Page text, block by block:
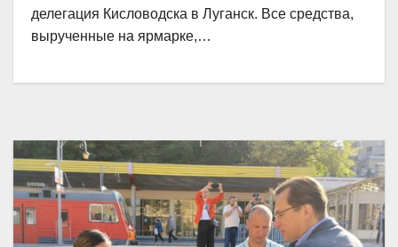
делегация Кисловодска в Луганск. Все средства,
вырученные на ярмарке,…